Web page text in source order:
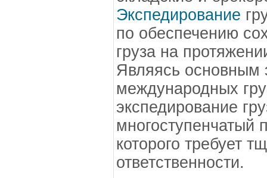
Экспедирование
по обеспечению
груза на
Являясь основным
международных
экспедирование
многоступенчатый
которого требует
ответственности.